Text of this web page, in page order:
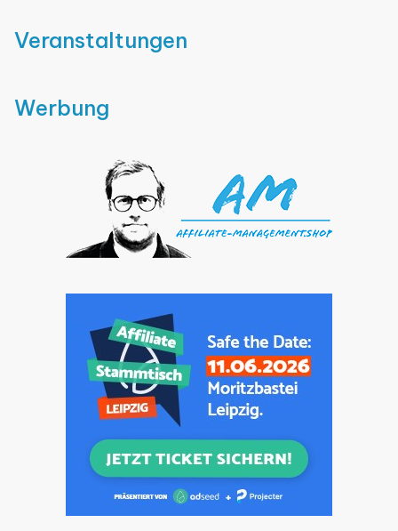
Veranstaltungen
Werbung